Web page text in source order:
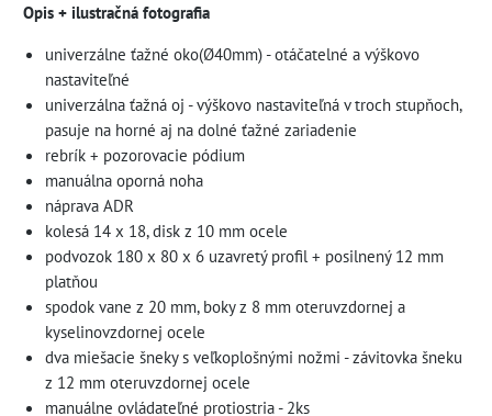
Opis + ilustračná fotografia
univerzálne ťažné oko(Ø40mm) - otáčatelné a výškovo
nastaviteľné
univerzálna ťažná oj - výškovo nastaviteľná v troch stupňoch,
pasuje na horné aj na dolné ťažné zariadenie
rebrík + pozorovacie pódium
manuálna oporná noha
náprava ADR
kolesá 14 x 18, disk z 10 mm ocele
podvozok 180 x 80 x 6 uzavretý profil + posilnený 12 mm
platňou
spodok vane z 20 mm, boky z 8 mm oteruvzdornej a
kyselinovzdornej ocele
dva miešacie šneky s veľkoplošnými nožmi - závitovka šneku
z 12 mm oteruvzdornej ocele
manuálne ovládateľné protiostria - 2ks